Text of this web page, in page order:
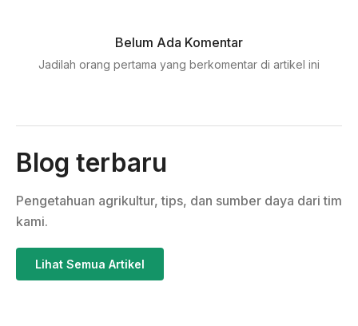
Belum Ada Komentar
Jadilah orang pertama yang berkomentar di artikel ini
Blog terbaru
Pengetahuan agrikultur, tips, dan sumber daya dari tim
kami.
Lihat Semua Artikel